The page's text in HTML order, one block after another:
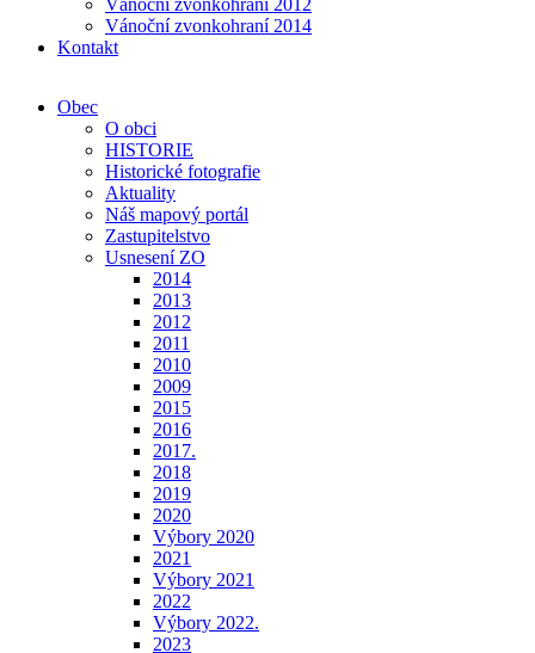
Vánoční zvonkohraní 2012
Vánoční zvonkohraní 2014
Kontakt
Obec
O obci
HISTORIE
Historické fotografie
Aktuality
Náš mapový portál
Zastupitelstvo
Usnesení ZO
2014
2013
2012
2011
2010
2009
2015
2016
2017.
2018
2019
2020
Výbory 2020
2021
Výbory 2021
2022
Výbory 2022.
2023